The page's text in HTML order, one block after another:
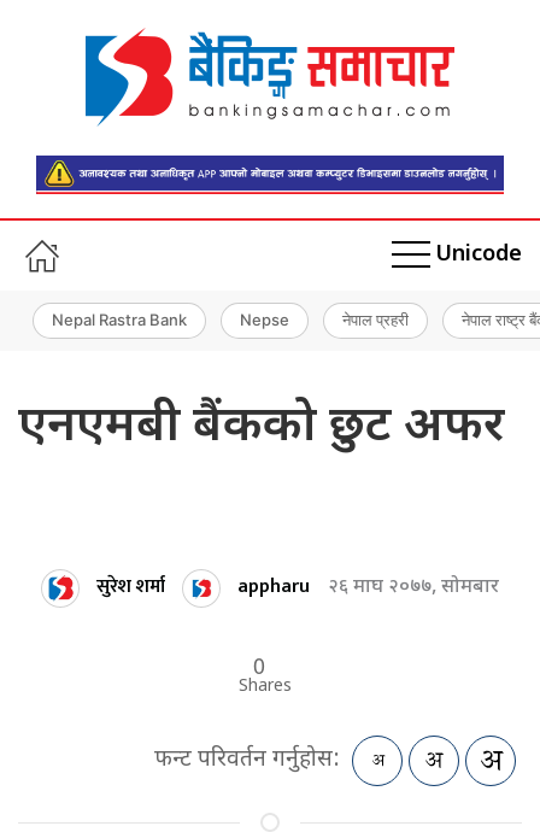
Unicode
Nepal Rastra Bank Nepse नेपाल प्रहरी नेपाल राष्ट्र
एनएमबी बैंकको छुट अफर
सुरेश शर्मा appharu २६ माघ २०७७, सोमबार
0
Shares
फन्ट परिवर्तन गर्नुहोस: